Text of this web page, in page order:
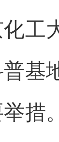
工
基
措